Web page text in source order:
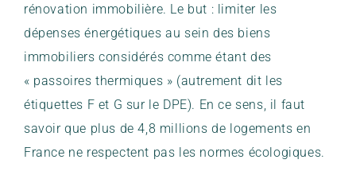
rénovation immobilière. Le but : limiter les
dépenses énergétiques au sein des biens
immobiliers considérés comme étant des
« passoires thermiques » (autrement dit les
étiquettes F et G sur le DPE). En ce sens, il faut
savoir que plus de 4,8 millions de logements en
France ne respectent pas les normes écologiques.